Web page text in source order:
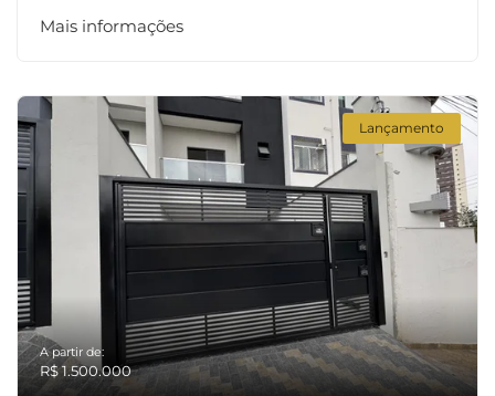
Mais informações
Lançamento
A partir de:
R$ 1.500.000